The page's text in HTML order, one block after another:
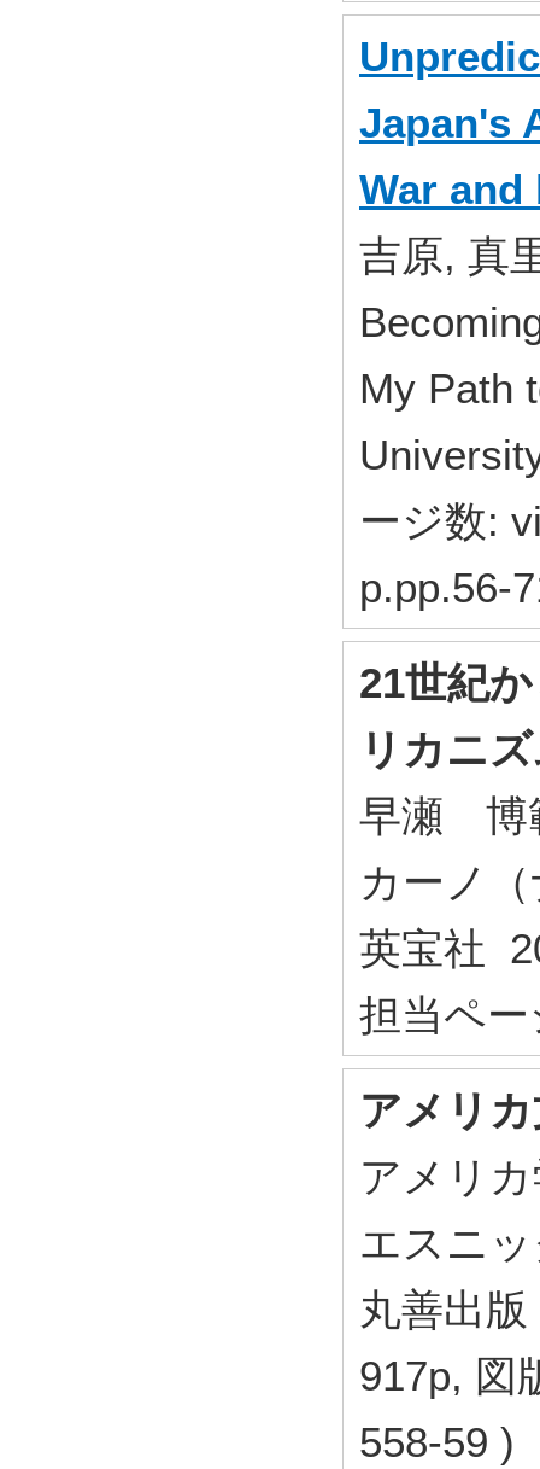
Japan's
War and
吉原, 真
My Path
ージ数:
p.pp.56-
21世紀
リカニ
早瀬 博
カーノ
英宝社
担当ペ
アメリ
アメリ
エスニ
丸善出
917p, 図
558-59 )